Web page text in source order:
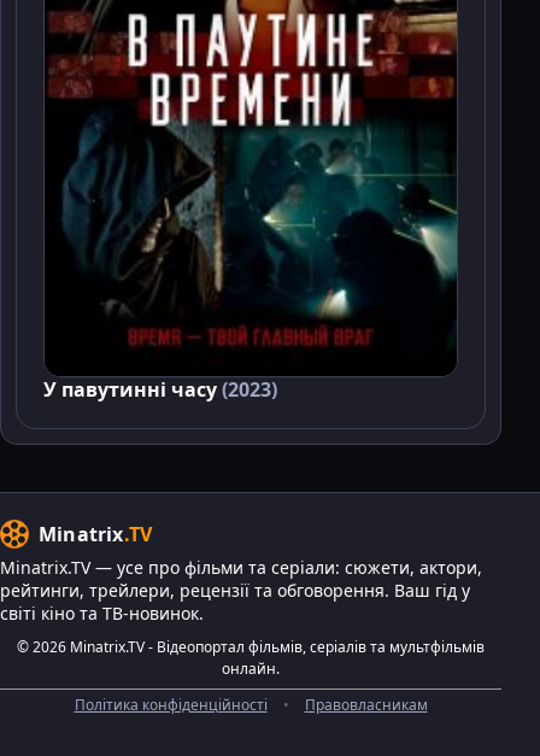
У павутинні часу(2023)
Minatrix.TV
Minatrix.TV — усе про фільми та серіали: сюжети, актори,
рейтинги, трейлери, рецензії та обговорення. Ваш гід у
світі кіно та ТВ-новинок.
© 2026 Minatrix.TV - Відеопортал фільмів, серіалів та мультфільмів
онлайн.
Політика конфіденційності
• Правовласникам